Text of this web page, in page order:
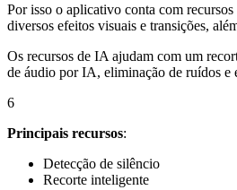
Por isso o aplicativo conta com
diversos efeitos visuais e transições,
Os recursos de IA ajudam com um
de áudio por IA, eliminação de ruídos e
6
Principais recursos:
Detecção de silêncio
Recorte inteligente